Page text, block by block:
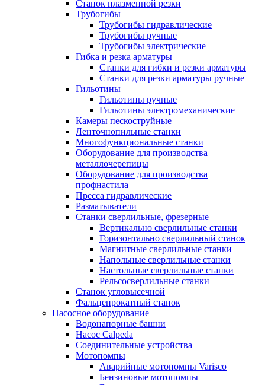
Станок плазменной резки
Трубогибы
Трубогибы гидравлические
Трубогибы ручные
Трубогибы электрические
Гибка и резка арматуры
Станки для гибки и резки арматуры
Станки для резки арматуры ручные
Гильотины
Гильотины ручные
Гильотины электромеханические
Камеры пескоструйные
Ленточнопильные станки
Многофункциональные станки
Оборудование для производства
металлочерепицы
Оборудование для производства
профнастила
Пресса гидравлические
Разматыватели
Станки сверлильные, фрезерные
Вертикально сверлильные станки
Горизонтально сверлильный станок
Магнитные сверлильные станки
Напольные сверлильные станки
Настольные сверлильные станки
Рельсосверлильные станки
Станок угловысечной
Фальцепрокатный станок
Насосное оборудование
Водонапорные башни
Насос Calpeda
Соединительные устройства
Мотопомпы
Аварийные мотопомпы Varisco
Бензиновые мотопомпы